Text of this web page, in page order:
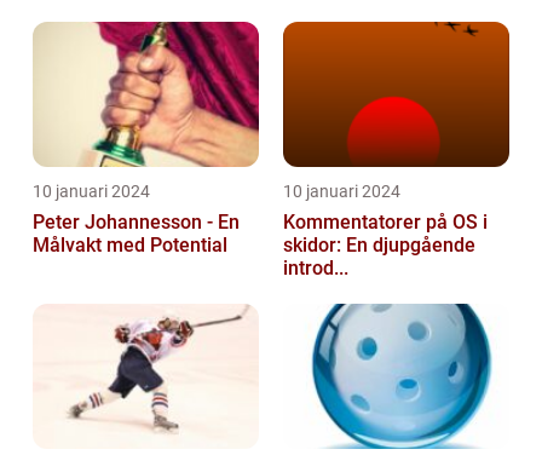
10 januari 2024
Peter Johannesson - En
Målvakt med Potential
10 januari 2024
Kommentatorer på OS i
skidor: En djupgående
introd...